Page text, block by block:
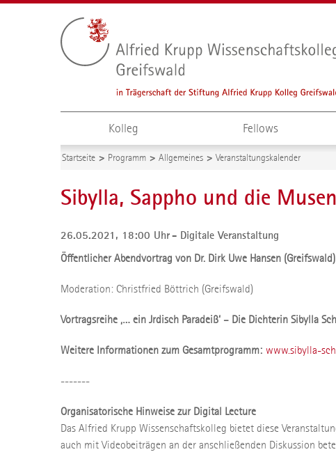
Kolleg Fellows
Startseite Programm Allgemeines Veranstaltungskalender
Sibylla, Sappho und die Musen
26.05.2021, 18:00 Uhr Digitale Veranstaltung
Öffentlicher Abendvortrag von Dr. Dirk Uwe Hansen (Greifswald)
Moderation: Christfried Böttrich (Greifswald)
Vortragsreihe ‚… ein Jrdisch Paradeiß‘ – Die Dichterin Sibylla
Weitere Informationen zum Gesamtprogramm: www.sibylla-
-------
Organisatorische Hinweise zur Digital Lecture
Das Alfried Krupp Wissenschaftskolleg bietet diese
auch mit Videobeiträgen an der anschließenden Diskussion